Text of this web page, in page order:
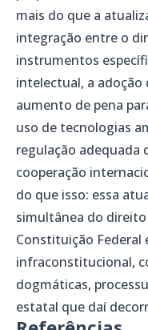
mais do que a
integração entre o
instrumentos
intelectual, a adoção
aumento de pena
uso de tecnologias
regulação adequada
cooperação
do que isso: essa
simultânea do
Constituição Federal
infraconstitucional,
dogmáticas,
estatal que daí